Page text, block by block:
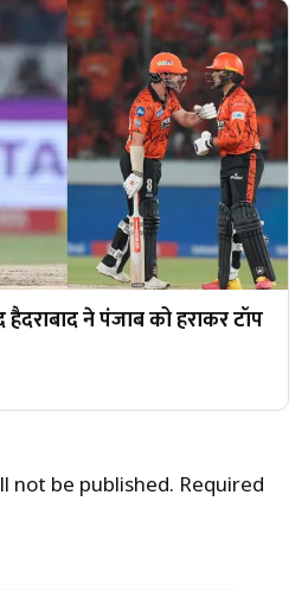
ने पंजाब को हराकर टॉप
not be published. Required